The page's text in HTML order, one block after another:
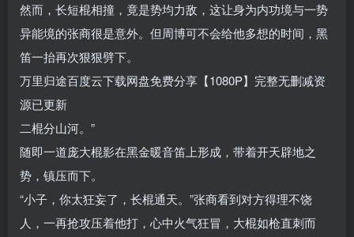
然而，长短棍相撞，竟是势均力敌，这让身为内功境与一势
异能境的张商很是意外。但周博可不会给他多想的时间，黑
笛一抬再次狠狠劈下。
万里归途百度云下载网盘免费分享【1080P】完整无删减资
源已更新
二棍分山河。”
随即一道庞大棍影在黑金暖音笛上形成，带着开天辟地之
势，镇压而下。
“小子，你太狂妄了，长棍通天。”张商看到对方得理不饶
人，一再抢攻压着他打，心中火气狂冒，大棍如枪直刺而